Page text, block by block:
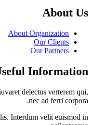
About Us
About Organization
Our Clients
Our Partners
Information
delectus verterem qui,
nec ad ferri corpora.
Interdum velit euismod in